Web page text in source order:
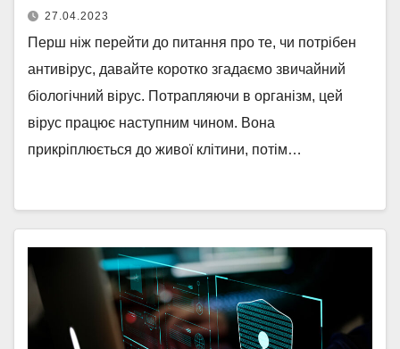
27.04.2023
Перш ніж перейти до питання про те, чи потрібен
антивірус, давайте коротко згадаємо звичайний
біологічний вірус. Потрапляючи в організм, цей
вірус працює наступним чином. Вона
прикріплюється до живої клітини, потім…